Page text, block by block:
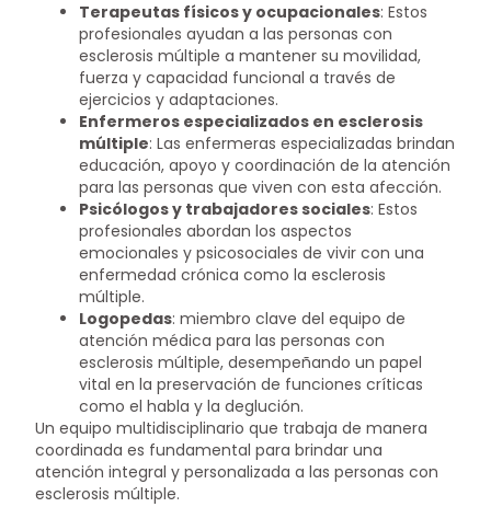
Terapeutas físicos y ocupacionales: Estos
profesionales ayudan a las personas con
esclerosis múltiple a mantener su movilidad,
fuerza y capacidad funcional a través de
ejercicios y adaptaciones.
Enfermeros especializados en esclerosis
múltiple: Las enfermeras especializadas brindan
educación, apoyo y coordinación de la atención
para las personas que viven con esta afección.
Psicólogos y trabajadores sociales: Estos
profesionales abordan los aspectos
emocionales y psicosociales de vivir con una
enfermedad crónica como la esclerosis
múltiple.
Logopedas: miembro clave del equipo de
atención médica para las personas con
esclerosis múltiple, desempeñando un papel
vital en la preservación de funciones críticas
como el habla y la deglución.
Un equipo multidisciplinario que trabaja de manera
coordinada es fundamental para brindar una
atención integral y personalizada a las personas con
esclerosis múltiple.